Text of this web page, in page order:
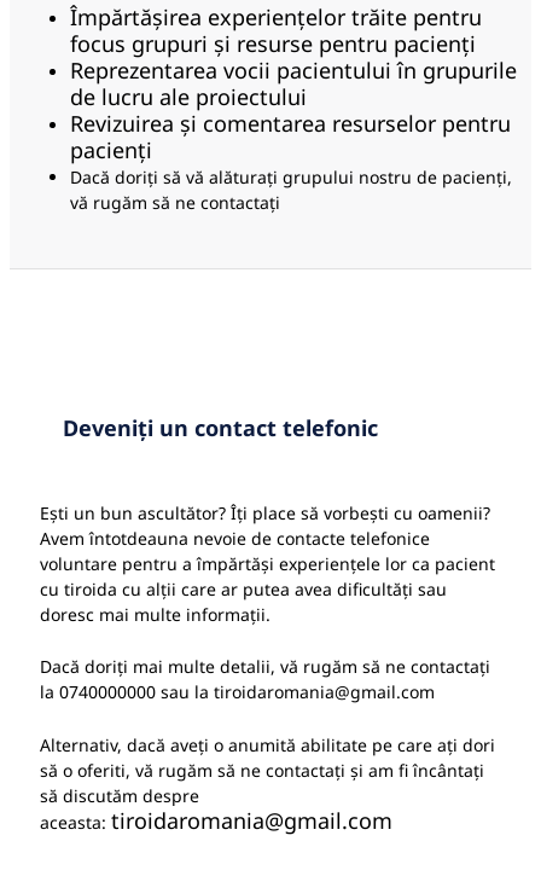
Împărtășirea experiențelor trăite pentru
focus grupuri și resurse pentru pacienți
Reprezentarea vocii pacientului în grupurile
de lucru ale proiectului
Revizuirea și comentarea resurselor pentru
pacienți
Dacă doriți să vă alăturați grupului nostru de pacienți,
vă rugăm să ne contactați
Deveniți un contact telefonic
Ești un bun ascultător? Îți place să vorbești cu oamenii?
Avem întotdeauna nevoie de contacte telefonice
voluntare pentru a împărtăși experiențele lor ca pacient
cu tiroida cu alții care ar putea avea dificultăți sau
doresc mai multe informații.
Dacă doriți mai multe detalii, vă rugăm să ne contactați
la 0740000000 sau la tiroidaromania@gmail.com
Alternativ, dacă aveți o anumită abilitate pe care ați dori
să o oferiti, vă rugăm să ne contactați și am fi încântați
să discutăm despre
aceasta: tiroidaromania@gmail.com